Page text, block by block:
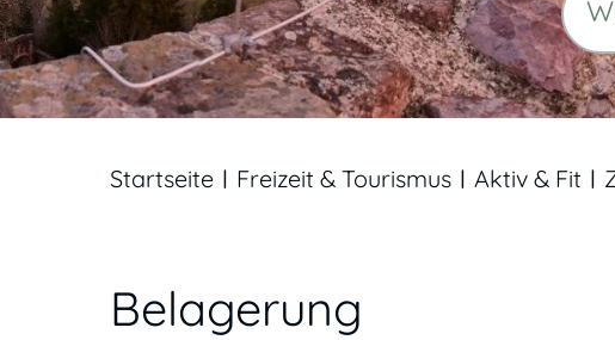
Startseite Freizeit & Tourismus Aktiv & Fit
Belagerung